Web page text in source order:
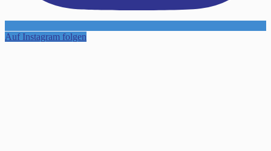
Auf Instagram folgen